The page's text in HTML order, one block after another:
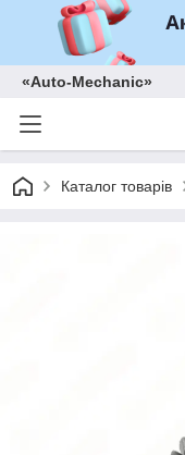
«Auto-Mechanic»
Каталог товарів